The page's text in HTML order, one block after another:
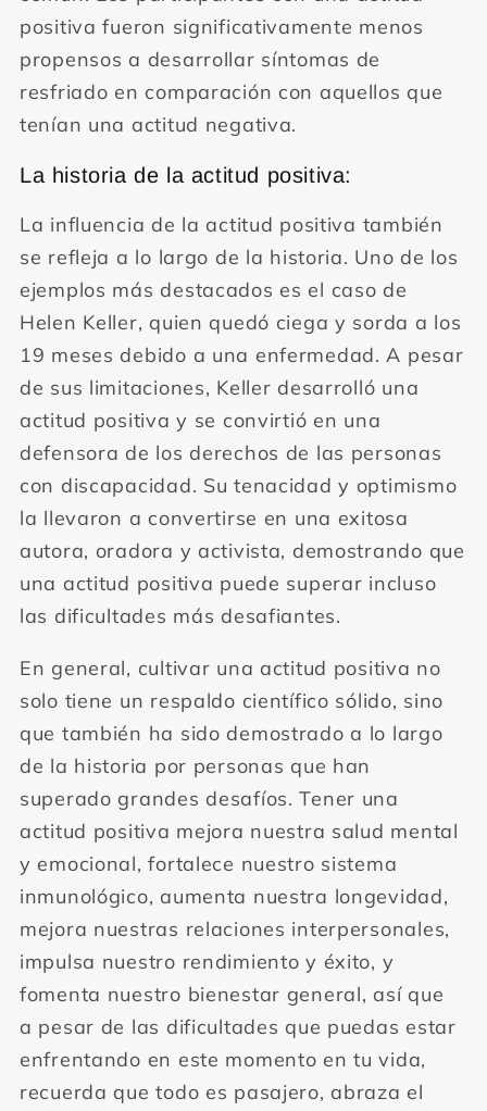
positiva fueron significativamente menos
propensos a desarrollar síntomas de
resfriado en comparación con aquellos que
tenían una actitud negativa.
La historia de la actitud positiva:
La influencia de la actitud positiva también
se refleja a lo largo de la historia. Uno de los
ejemplos más destacados es el caso de
Helen Keller, quien quedó ciega y sorda a los
19 meses debido a una enfermedad. A pesar
de sus limitaciones, Keller desarrolló una
actitud positiva y se convirtió en una
defensora de los derechos de las personas
con discapacidad. Su tenacidad y optimismo
la llevaron a convertirse en una exitosa
autora, oradora y activista, demostrando que
una actitud positiva puede superar incluso
las dificultades más desafiantes.
En general, cultivar una actitud positiva no
solo tiene un respaldo científico sólido, sino
que también ha sido demostrado a lo largo
de la historia por personas que han
superado grandes desafíos. Tener una
actitud positiva mejora nuestra salud mental
y emocional, fortalece nuestro sistema
inmunológico, aumenta nuestra longevidad,
mejora nuestras relaciones interpersonales,
impulsa nuestro rendimiento y éxito, y
fomenta nuestro bienestar general, así que
a pesar de las dificultades que puedas estar
enfrentando en este momento en tu vida,
recuerda que todo es pasajero, abraza el